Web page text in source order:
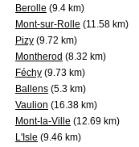
Berolle (9.4 km)
Mont-sur-Rolle (11.58 km)
Pizy (9.72 km)
Montherod (8.32 km)
Féchy (9.73 km)
Ballens (5.3 km)
Vaulion (16.38 km)
Mont-la-Ville (12.69 km)
L'Isle (9.46 km)